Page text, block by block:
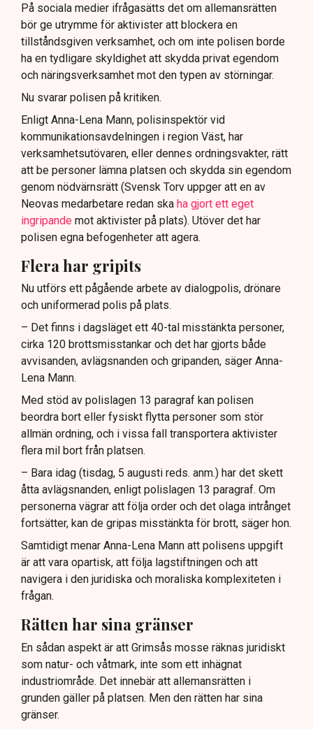
På sociala medier ifrågasätts det om allemansrätten
bör ge utrymme för aktivister att blockera en
tillståndsgiven verksamhet, och om inte polisen borde
ha en tydligare skyldighet att skydda privat egendom
och näringsverksamhet mot den typen av störningar.
Nu svarar polisen på kritiken.
Enligt Anna-Lena Mann, polisinspektör vid
kommunikationsavdelningen i region Väst, har
verksamhetsutövaren, eller dennes ordningsvakter, rätt
att be personer lämna platsen och skydda sin egendom
genom nödvärnsrätt (Svensk Torv uppger att en av
Neovas medarbetare redan ska ha gjort ett eget
ingripande mot aktivister på plats). Utöver det har
polisen egna befogenheter att agera.
Flera har gripits
Nu utförs ett pågående arbete av dialogpolis, drönare
och uniformerad polis på plats.
– Det finns i dagsläget ett 40-tal misstänkta personer,
cirka 120 brottsmisstankar och det har gjorts både
avvisanden, avlägsnanden och gripanden, säger Anna-
Lena Mann.
Med stöd av polislagen 13 paragraf kan polisen
beordra bort eller fysiskt flytta personer som stör
allmän ordning, och i vissa fall transportera aktivister
flera mil bort från platsen.
– Bara idag (tisdag, 5 augusti reds. anm.) har det skett
åtta avlägsnanden, enligt polislagen 13 paragraf. Om
personerna vägrar att följa order och det olaga intrånget
fortsätter, kan de gripas misstänkta för brott, säger hon.
Samtidigt menar Anna-Lena Mann att polisens uppgift
är att vara opartisk, att följa lagstiftningen och att
navigera i den juridiska och moraliska komplexiteten i
frågan.
Rätten har sina gränser
En sådan aspekt är att Grimsås mosse räknas juridiskt
som natur- och våtmark, inte som ett inhägnat
industriområde. Det innebär att allemansrätten i
grunden gäller på platsen. Men den rätten har sina
gränser.